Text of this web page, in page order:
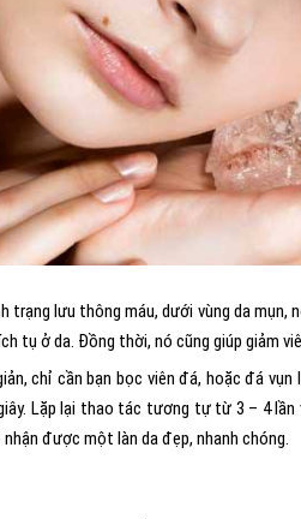
trạng lưu thông máu, dưới vùng da
tụ ở da. Đồng thời, nó cũng giúp giảm
chỉ cần bạn bọc viên đá, hoặc đá
Lặp lại thao tác tương tự từ 3 – 4
được một làn da đẹp, nhanh chóng.